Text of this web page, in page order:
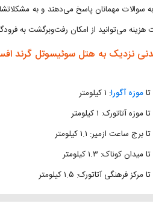
سوالات مهمانان پاسخ می‌دهند و به
هزینه می‌توانید از امکان رفت‌وبرگشت به
نزدیک به هتل سوئیسوتل گرند
موزه آگورا: ۱ کیلومتر
آتاتورک: ۱ کیلومتر
ساعت ازمیر: ۱.۱ کیلومتر
کوناک: ۱.۳ کیلومتر
فرهنگی آتاتورک: ۱.۵ کیلومتر